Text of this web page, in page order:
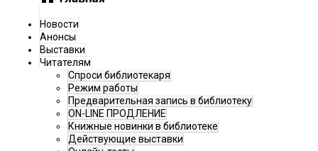
Новости
Анонсы
Выставки
Читателям
Спроси библиотекаря
Режим работы
Предварительная запись в библиотеку
ON-LINE ПРОДЛЕНИЕ
Книжные новинки в библиотеке
Действующие выставки